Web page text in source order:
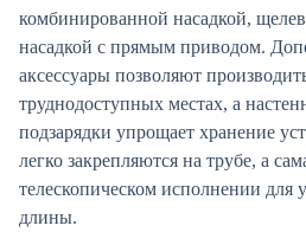
комбинированной насадкой,
насадкой с прямым приводом.
аксессуары позволяют
труднодоступных местах, а
подзарядки упрощает хранение
легко закрепляются на трубе, а
телескопическом исполнении для
длины.